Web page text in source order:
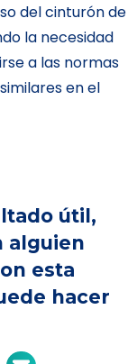
del cinturón de
la necesidad
a las normas
en el
útil,
alguien
esta
hacer